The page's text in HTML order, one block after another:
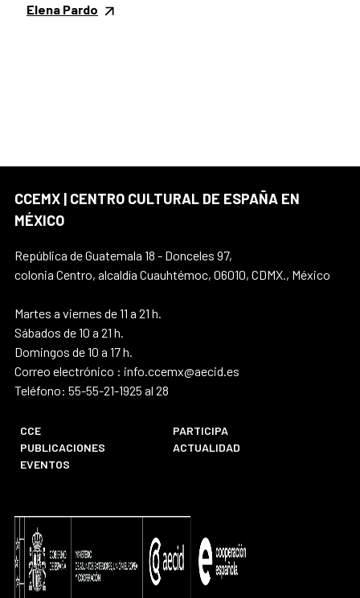
Elena Pardo
CCEMX | CENTRO CULTURAL DE ESPAÑA EN
MÉXICO
República de Guatemala 18 - Donceles 97,
colonia Centro, alcaldía Cuauhtémoc, 06010, CDMX., México
Martes a viernes de 11 a 21 h.
Sábados de 10 a 21 h.
Domingos de 10 a 17 h.
Correo electrónico : info.ccemx@aecid.es
Teléfono: 55-55-21-1925 al 28
CCE
PARTICIPA
PUBLICACIONES
ACTUALIDAD
EVENTOS